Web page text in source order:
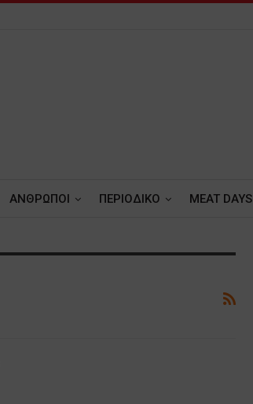
ΑΝΘΡΩΠΟΙ ΠΕΡΙΟΔΙΚΟ MEAT DAYS